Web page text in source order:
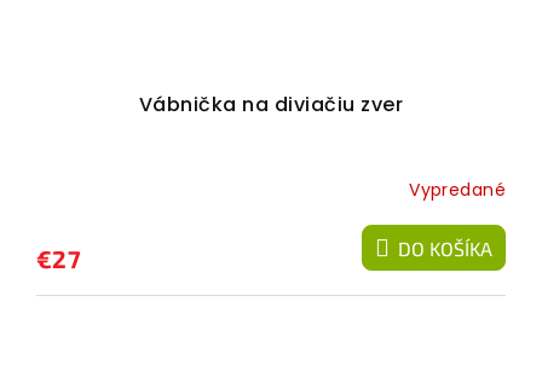
Vábnička na diviačiu zver
Vypredané
€27 DO KOŠÍKA